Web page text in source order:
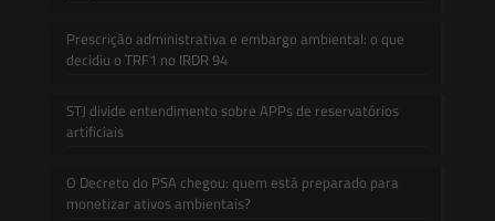
Prescrição administrativa e embargo ambiental: o que
decidiu o TRF1 no IRDR 94
STJ divide entendimento sobre APPs de reservatórios
artificiais
O Decreto do PSA chegou: quem está preparado para
monetizar ativos ambientais?